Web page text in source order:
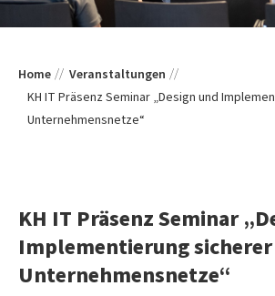
Home
Veranstaltungen
KH IT Präsenz Seminar „Design und
Unternehmensnetze“
KH IT Präsenz Seminar
Implementierung sicherer
Unternehmensnetze“